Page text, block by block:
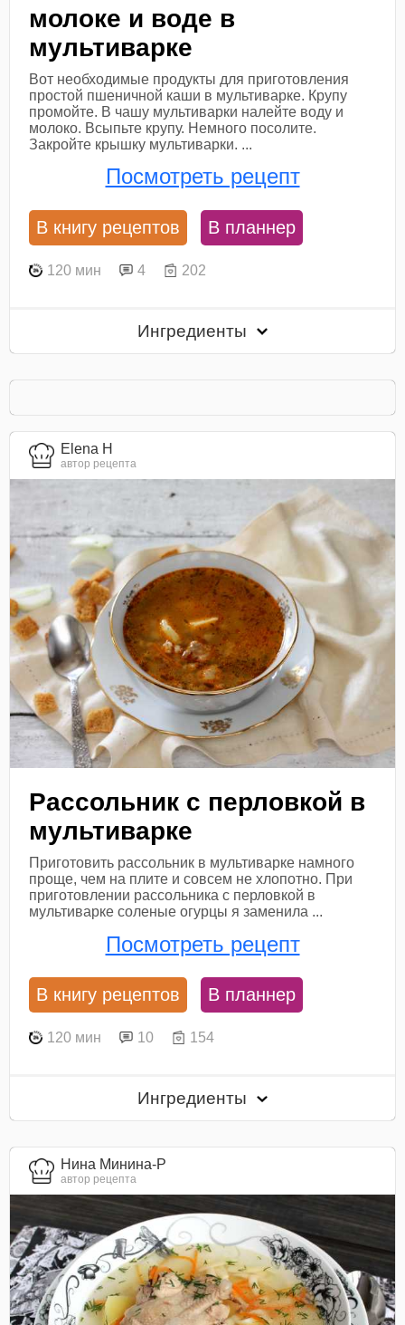
молоке и воде в
мультиварке
Вот необходимые продукты для приготовления
простой пшеничной каши в мультиварке. Крупу
промойте. В чашу мультиварки налейте воду и
молоко. Всыпьте крупу. Немного посолите.
Закройте крышку мультиварки. ...
Посмотреть рецепт
В книгу рецептов В планнер
120 мин 4 202
Ингредиенты
Elena H
автор рецепта
Рассольник с перловкой в
мультиварке
Приготовить рассольник в мультиварке намного
проще, чем на плите и совсем не хлопотно. При
приготовлении рассольника с перловкой в
мультиварке соленые огурцы я заменила ...
Посмотреть рецепт
В книгу рецептов В планнер
120 мин 10 154
Ингредиенты
Нина Минина-Р
автор рецепта